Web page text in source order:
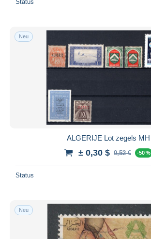
Status
Neu
ALGERIJE Lot zegels MH
± 0,30 $ 0,52 € -50 %
Status
Neu